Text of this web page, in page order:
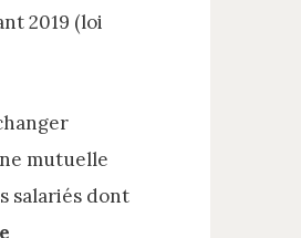
2019 (loi
mutuelle
salariés dont